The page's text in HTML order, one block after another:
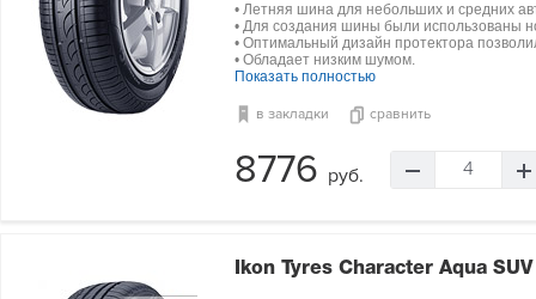
• Летняя шина для небольших и средних
• Для создания шины были использованы
• Оптимальный дизайн протектора
• Обладает низким шумом.
Показать полностью
в закладки сравнить
8776 руб. 4
Ikon Tyres Character Aqua SUV